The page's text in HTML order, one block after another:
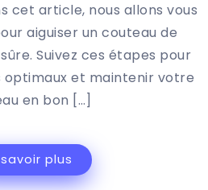
cet article, nous allons vous
aiguiser un couteau de
Suivez ces étapes pour
et maintenir votre
en bon […]
savoir plus